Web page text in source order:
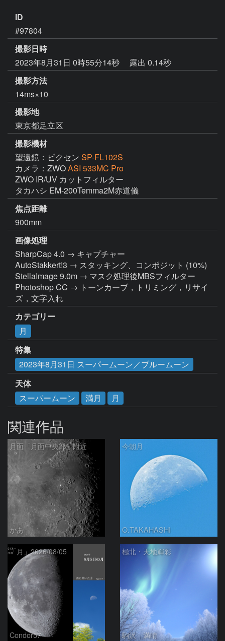
ID
#97804
撮影日時
2023年8月31日 0時55分14秒
露出 0.14秒
撮影方法
14ms×10
撮影地
東京都足立区
撮影機材
望遠鏡：ビクセン SP-FL102S
カメラ：ZWOASI 533MC Pro
ZWO IR/UV カットフィルター
タカハシ EM-200Temma2M赤道儀
焦点距離
900mm
画像処理
SharpCap 4.0 → キャプチャー
AutoStakkert!3 → スタッキング、コンポジット (10%)
StellaImage 9.0m → マスク処理後MBSフィルター
Photoshop CC → トーンカーブ，トリミング，リサイ
ズ，文字入れ
カテゴリー
月
特集
2023年8月31日 スーパームーン／ブルームーン
天体
スーパームーン
満月 月
関連作品
月面「月面中央部」附近
かあ
今朝月
O.TAKAHASHI
「月」2026/08/05
Condor57
極北・天地輝彩
駒沢 満晴